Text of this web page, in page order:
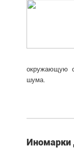
окружающую
шума.
Иномарки